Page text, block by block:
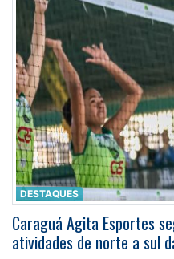
DESTAQUES
Caraguá Agita Esportes
atividades de norte a sul